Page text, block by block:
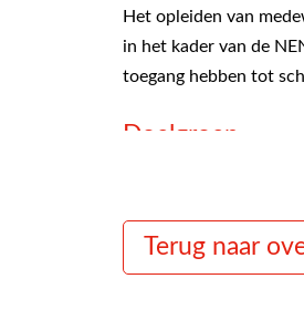
Het opleiden van
in het kader van de
toegang hebben tot
Doelgroep
De training VOP NEN
Trainingduur
Terug naar